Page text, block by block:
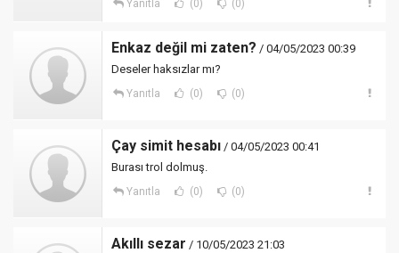
Yanıtla (0) (0)
Enkaz değil mi zaten? / 04/05/2023 00:39
Deseler haksızlar mı?
Yanıtla (0) (0)
Çay simit hesabı / 04/05/2023 00:41
Burası trol dolmuş.
Yanıtla (0) (0)
Akıllı sezar / 10/05/2023 21:03